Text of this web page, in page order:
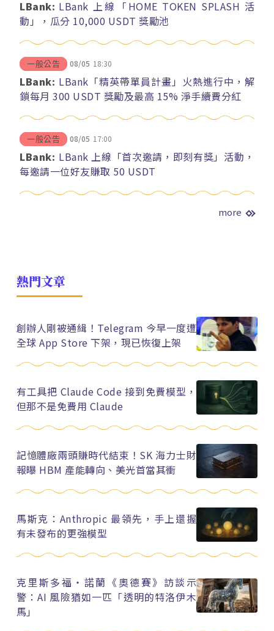
LBank: LBank 上線「HOME TOKEN SPLASH 活
動」，瓜分 10,000 USDT 獎勵池
一般公告 08/05 18:30
LBank: LBank「精英帶單員計畫」火熱進行中，解
鎖每月 300 USDT 獎勵及最高 15% 淨手續費分紅
一般公告 08/05 17:00
LBank: LBank 上線「首次邀請，即刻有獎」活動，
每邀請一位好友賺取 50 USDT
more
熱門文章
創辦人剛被通緝！Telegram 今早一度遭
全球 App Store 下架，現已恢復上架
有工具把 Claude Code 接到免費模型，
但那不是免費用 Claude
記憶體廠兩頭賺時代結束！SK 海力士財
報曝 HBM 產能轉向、美光首當其衝
馬斯克：Anthropic 最領先，手上還握
有未發布的更強模型
克里斯多福・諾蘭《奧德賽》訪談示
警：AI 風險猶如一匹「透明的特洛伊木
馬」